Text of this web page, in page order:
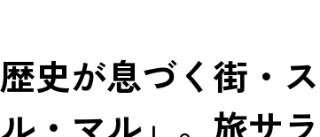
歴史が息づく街・